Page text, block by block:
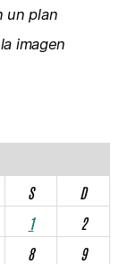
un plan
imagen
S
D
1
2
8
9